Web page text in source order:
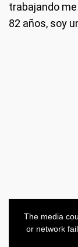
trabajando
82 años, soy